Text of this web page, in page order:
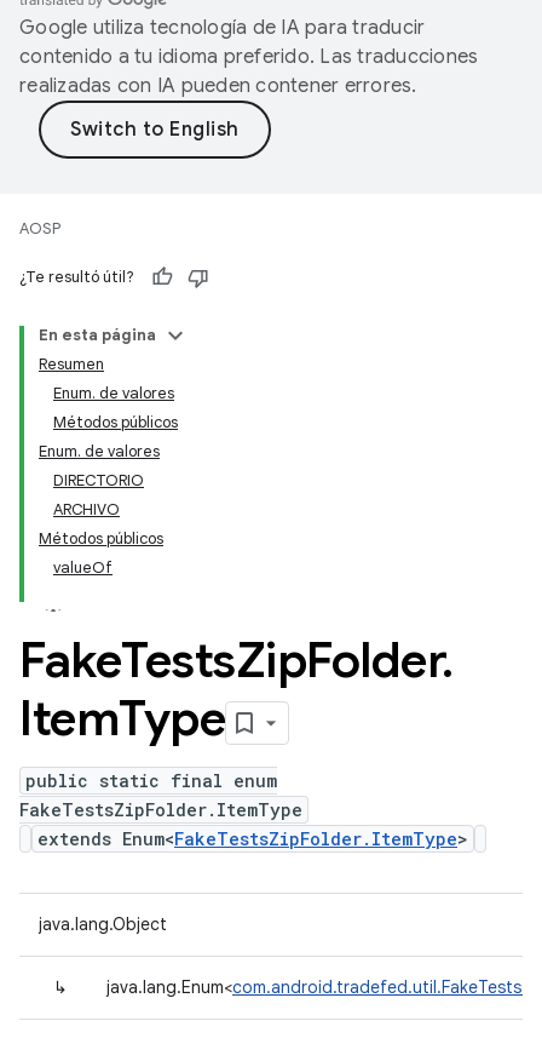
Google utiliza tecnología de IA para traducir
contenido a tu idioma preferido. Las traducciones
realizadas con IA pueden contener errores.
AOSP
¿Te resultó útil?
En esta página
Resumen
Enum. de valores
Métodos públicos
Enum. de valores
DIRECTORIO
ARCHIVO
Métodos públicos
valueOf
FakeTestsZipFolder.
ItemType
public static final enum
FakeTestsZipFolder.ItemType
extends Enum<FakeTestsZipFolder.ItemType>
java.lang.Object
↳ java.lang.Enum<